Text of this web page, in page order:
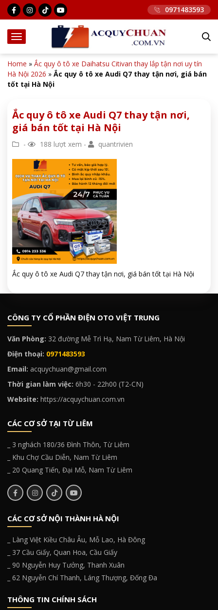
0971483593
Home » Ắc quy ô tô xe Daihatsu Citivan thay lắp tận nơi uy tín
Hà Nội 2026 » Ắc quy ô tô xe Audi Q7 thay tận nơi, giá bán
tốt tại Hà Nội
Ắc quy ô tô xe Audi Q7 thay tận nơi,
giá bán tốt tại Hà Nội
- 188 lượt xem - quantrivien
Ắc quy ô tô xe Audi Q7 thay tận nơi, giá bán tốt tại Hà Nội
CÔNG TY CỔ PHẦN ĐIỆN OTO VIỆT TRUNG
Văn Phòng: 32 đường Mễ Trì Hạ, Nam Từ Liêm, Hà Nội
Điện thoại: 0971483593
Email: acquychuan@gmail.com
Thời gian làm việc: 6h30 - 22h00 (T2-CN)
Website: https://acquychuan.com.vn
CÁC CƠ SỞ TẠI TỪ LIÊM
_ 3 nghách 180/36 Đình Thôn, Từ Liêm
_ Khu Chợ Cầu Diễn, Nam Từ Liêm
_ 20 Quang Tiến, Đại Mỗ, Nam Từ Liêm
CÁC CƠ SỞ NỘI THÀNH HÀ NỘI
_ Làng Việt Kiều Châu Âu, Mỗ Lao, Hà Đông
_ 37 Cầu Giấy, Quan Hoa, Cầu Giấy
_ 90 Nguyễn Huy Tưởng, Thanh Xuân
_ 62 Nguyễn Chí Thanh, Láng Thượng, Đống Đa
THÔNG TIN CHÍNH SÁCH